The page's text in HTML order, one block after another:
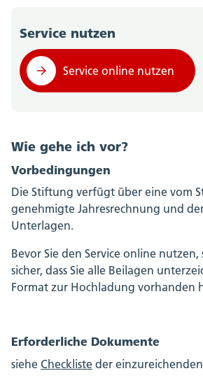
Service nutzen
Service online nutzen
Wie gehe ich vor?
Vorbedingungen
Die Stiftung verfügt über eine vom
genehmigte Jahresrechnung und
Unterlagen.
Bevor Sie den Service online
sicher, dass Sie alle Beilagen
Format zur Hochladung vorhanden
Erforderliche Dokumente
siehe Checkliste der